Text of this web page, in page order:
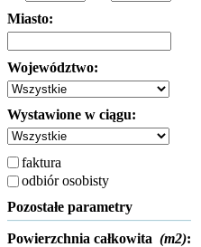
Miasto:
Województwo:
Wystawione w ciągu:
faktura
odbiór osobisty
Pozostałe parametry
Powierzchnia całkowita (m2):